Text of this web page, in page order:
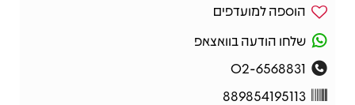
הוספה למועדפים
שלחו הודעה בוואצאפ
02-6568831
889854195113